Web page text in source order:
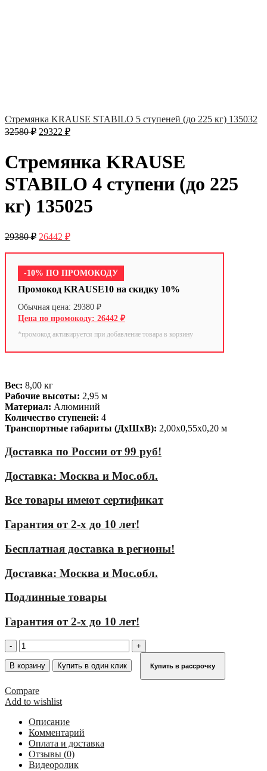
Стремянка KRAUSE STABILO 5 ступеней (до 225 кг) 135032
32580₽ 29322 ₽
Стремянка KRAUSE
STABILO 4 ступени (до 225
кг) 135025
29380₽ 26442 ₽
-10% ПО ПРОМОКОДУ
Промокод KRAUSE10 на скидку 10%
29380 ₽
26442 ₽
*промокод активируется при добавление товара в корзину
Вес: 8,00 кг
Рабочие высоты: 2,95 м
Материал: Алюминий
Количество ступеней: 4
Транспортные габариты (ДхШхВ): 2,00х0,55х0,20 м
Доставка по России от 99 руб!
Доставка: Москва и Мос.обл.
Все товары имеют сертификат
Гарантия от 2-х до 10 лет!
Бесплатная доставка в регионы!
Доставка: Москва и Мос.обл.
Подлинные товары
Гарантия от 2-х до 10 лет!
Количество
товара
Стремянка
STABILO
4
ступени
(до
225
кг)
135025
В корзину Купить в один клик Купить в рассрочку
Compare
Add to wishlist
Описание
Комментарий
Оплата и доставка
Отзывы (0)
Видеоролик